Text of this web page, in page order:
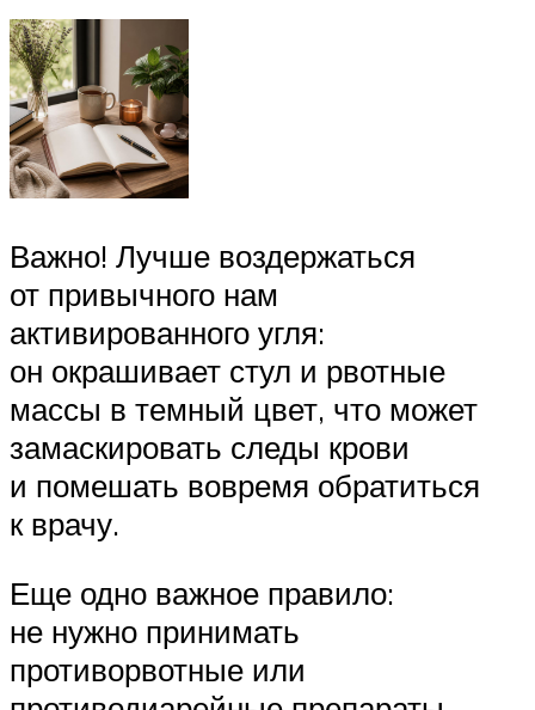
Важно! Лучше воздержаться
от привычного нам
активированного угля:
он окрашивает стул и рвотные
массы в темный цвет, что может
замаскировать следы крови
и помешать вовремя обратиться
к врачу.
Еще одно важное правило:
не нужно принимать
противорвотные или